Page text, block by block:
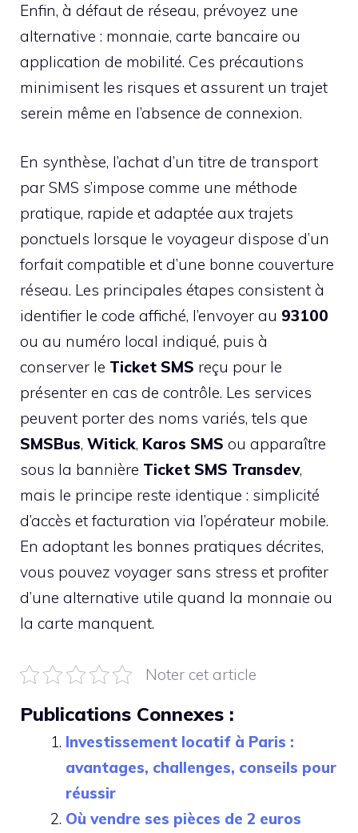
Enfin, à défaut de réseau, prévoyez une
alternative : monnaie, carte bancaire ou
application de mobilité. Ces précautions
minimisent les risques et assurent un trajet
serein même en l’absence de connexion.
En synthèse, l’achat d’un titre de transport
par SMS s’impose comme une méthode
pratique, rapide et adaptée aux trajets
ponctuels lorsque le voyageur dispose d’un
forfait compatible et d’une bonne couverture
réseau. Les principales étapes consistent à
identifier le code affiché, l’envoyer au 93100
ou au numéro local indiqué, puis à
conserver le Ticket SMS reçu pour le
présenter en cas de contrôle. Les services
peuvent porter des noms variés, tels que
SMSBus, Witick, Karos SMS ou apparaître
sous la bannière Ticket SMS Transdev,
mais le principe reste identique : simplicité
d’accès et facturation via l’opérateur mobile.
En adoptant les bonnes pratiques décrites,
vous pouvez voyager sans stress et profiter
d’une alternative utile quand la monnaie ou
la carte manquent.
Noter cet article
Publications Connexes :
Investissement locatif à Paris :
avantages, challenges, conseils pour
réussir
Où vendre ses pièces de 2 euros